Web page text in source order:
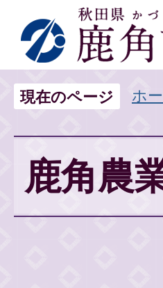
現在のページ ホ
鹿角農